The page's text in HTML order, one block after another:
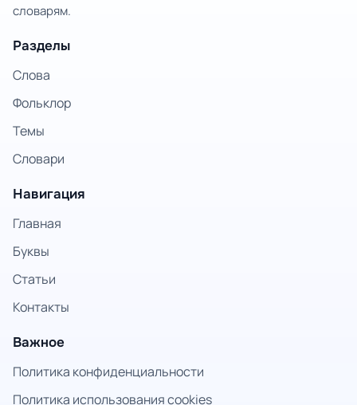
словарям.
Разделы
Слова
Фольклор
Темы
Словари
Навигация
Главная
Буквы
Статьи
Контакты
Важное
Политика конфиденциальности
Политика использования cookies